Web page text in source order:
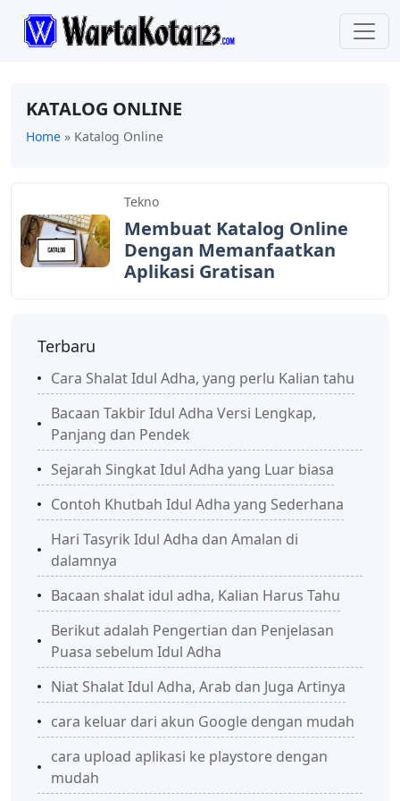
KATALOG ONLINE
Home » Katalog Online
Tekno
Membuat Katalog Online
Dengan Memanfaatkan
Aplikasi Gratisan
Terbaru
Cara Shalat Idul Adha, yang perlu Kalian tahu
Bacaan Takbir Idul Adha Versi Lengkap,
Panjang dan Pendek
Sejarah Singkat Idul Adha yang Luar biasa
Contoh Khutbah Idul Adha yang Sederhana
Hari Tasyrik Idul Adha dan Amalan di
dalamnya
Bacaan shalat idul adha, Kalian Harus Tahu
Berikut adalah Pengertian dan Penjelasan
Puasa sebelum Idul Adha
Niat Shalat Idul Adha, Arab dan Juga Artinya
cara keluar dari akun Google dengan mudah
cara upload aplikasi ke playstore dengan
mudah